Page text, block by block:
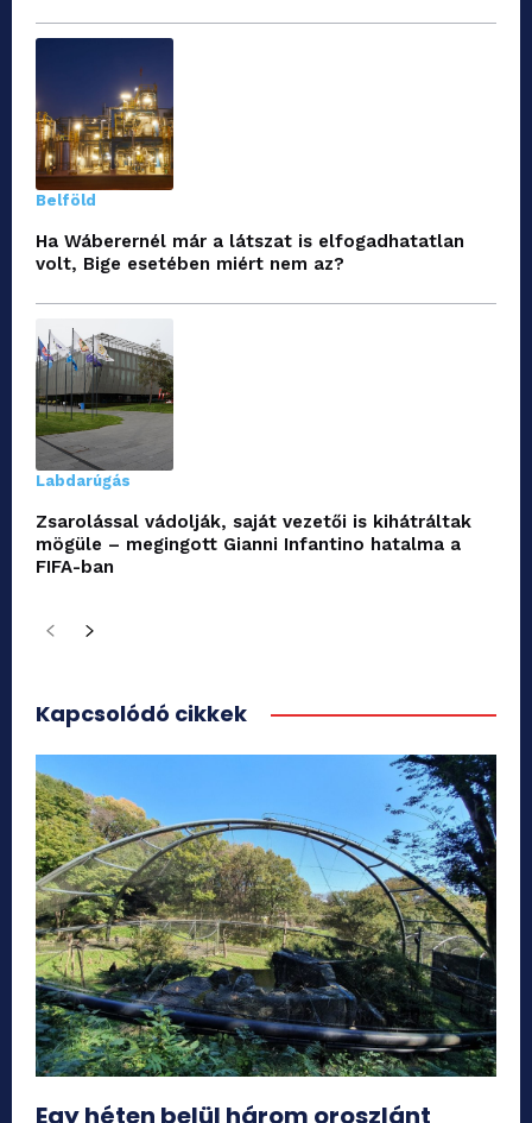
Belföld
Ha Wáberernél már a látszat is elfogadhatatlan
volt, Bige esetében miért nem az?
Labdarúgás
Zsarolással vádolják, saját vezetői is kihátráltak
mögüle – megingott Gianni Infantino hatalma a
FIFA-ban
Kapcsolódó cikkek